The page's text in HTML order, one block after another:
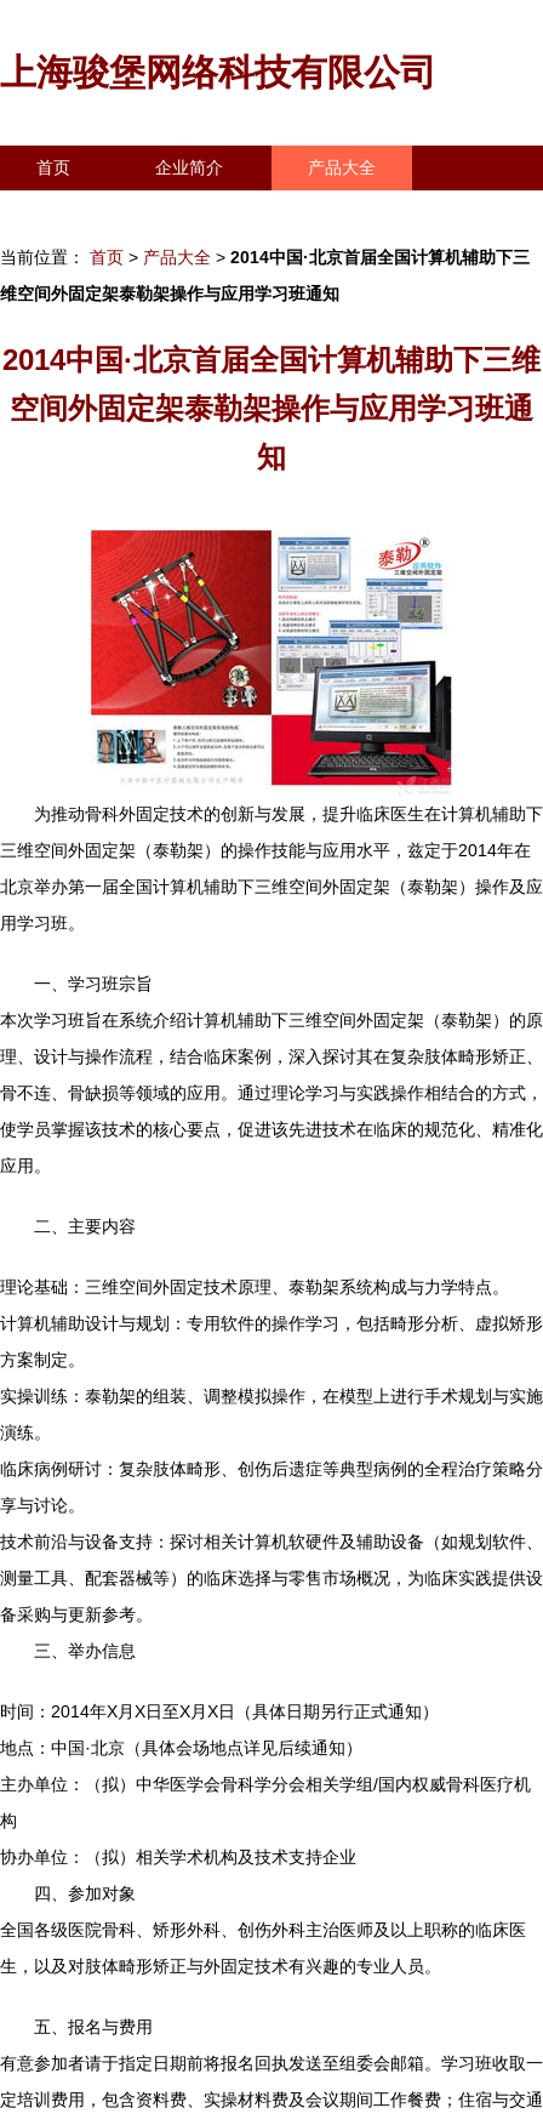
上海骏堡网络科技有限公司
首页 企业简介 产品大全
当前位置： 首页 > 产品大全 > 2014中国·北京首届全国计算机辅助下三
维空间外固定架泰勒架操作与应用学习班通知
2014中国·北京首届全国计算机辅助下三维
空间外固定架泰勒架操作与应用学习班通
知
为推动骨科外固定技术的创新与发展，提升临床医生在计算机辅助下
三维空间外固定架（泰勒架）的操作技能与应用水平，兹定于2014年在
北京举办第一届全国计算机辅助下三维空间外固定架（泰勒架）操作及应
用学习班。
一、学习班宗旨
本次学习班旨在系统介绍计算机辅助下三维空间外固定架（泰勒架）的原
理、设计与操作流程，结合临床案例，深入探讨其在复杂肢体畸形矫正、
骨不连、骨缺损等领域的应用。通过理论学习与实践操作相结合的方式，
使学员掌握该技术的核心要点，促进该先进技术在临床的规范化、精准化
应用。
二、主要内容
理论基础：三维空间外固定技术原理、泰勒架系统构成与力学特点。
计算机辅助设计与规划：专用软件的操作学习，包括畸形分析、虚拟矫形
方案制定。
实操训练：泰勒架的组装、调整模拟操作，在模型上进行手术规划与实施
演练。
临床病例研讨：复杂肢体畸形、创伤后遗症等典型病例的全程治疗策略分
享与讨论。
技术前沿与设备支持：探讨相关计算机软硬件及辅助设备（如规划软件、
测量工具、配套器械等）的临床选择与零售市场概况，为临床实践提供设
备采购与更新参考。
三、举办信息
时间：2014年X月X日至X月X日（具体日期另行正式通知）
地点：中国·北京（具体会场地点详见后续通知）
主办单位：（拟）中华医学会骨科学分会相关学组/国内权威骨科医疗机
构
协办单位：（拟）相关学术机构及技术支持企业
四、参加对象
全国各级医院骨科、矫形外科、创伤外科主治医师及以上职称的临床医
生，以及对肢体畸形矫正与外固定技术有兴趣的专业人员。
五、报名与费用
有意参加者请于指定日期前将报名回执发送至组委会邮箱。学习班收取一
定培训费用，包含资料费、实操材料费及会议期间工作餐费；住宿与交通